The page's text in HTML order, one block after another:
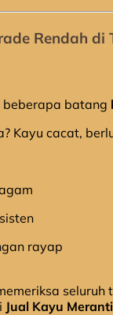
Rendah di
beberapa batang
Kayu cacat,
rayap
seluruh
Jual Kayu